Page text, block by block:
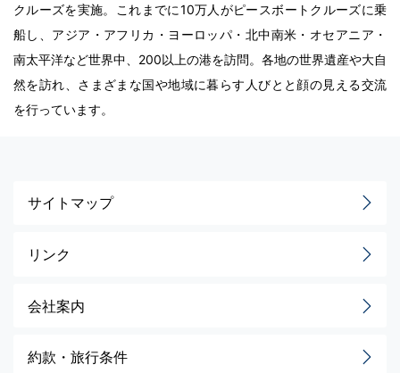
クルーズを実施。これまでに10万人がピースボートクルーズに乗
船し、アジア・アフリカ・ヨーロッパ・北中南米・オセアニア・
南太平洋など世界中、200以上の港を訪問。各地の世界遺産や大自
然を訪れ、さまざまな国や地域に暮らす人びとと顔の見える交流
を行っています。
サイトマップ
リンク
会社案内
約款・旅行条件